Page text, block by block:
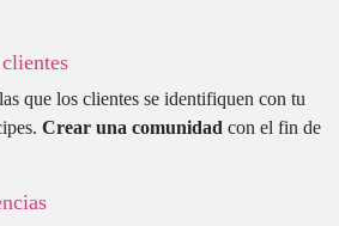
que los clientes se identifiquen con tu
Crear una comunidad con el fin de